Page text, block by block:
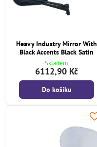
Heavy Industry Mirror With
Black Accents Black Satin
Skladem
6112,90 Kč
Do košíku